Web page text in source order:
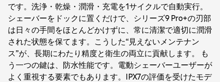
です。洗浄・乾燥・潤滑・充電を1サイクルで自動実行。
シェーバーをドックに置くだけで、シリーズ9 Pro+の刃部
は日々の手間をほとんどかけずに、常に清潔で適切に潤滑
された状態を保てます。こうした“見えないメンテナン
ス”が、長期にわたり精度と衛生の両立に貢献します。 も
う一つの鍵は、防水性能です。電動シェーバーユーザーが
よく重視する要素でもあります。IPX7の評価を受けたモデ